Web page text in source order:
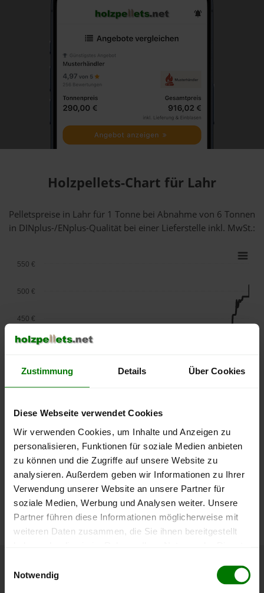
Zustimmung Details Über Cookies
Diese Webseite verwendet Cookies
Wir verwenden Cookies, um Inhalte und Anzeigen zu
personalisieren, Funktionen für soziale Medien anbieten
zu können und die Zugriffe auf unsere Website zu
analysieren. Außerdem geben wir Informationen zu Ihrer
Verwendung unserer Website an unsere Partner für
soziale Medien, Werbung und Analysen weiter. Unsere
Partner führen diese Informationen möglicherweise mit
weiteren Daten zusammen, die Sie ihnen bereitgestellt
Notwendig
Holzpellets-Chart für Lahr
Pelletspreise in Lahr für 1 Tonne bei Abnahmevon 6 Tonnen
in DINplus-/ENplus-Qualität bei einer Lieferstelle inkl. MwSt.:
lose Ware Sackware
September
2025
Januar
2026
Mai
2026
250 €
350 €
400 €
450 €
500 €
550 €
Die aktuelle Preisentwicklung für Holzpellets in Deutschland
können Sie jederzeit auf unsererPelletspreise-Seite
nachvollziehen.
Höchst- und Tiefststände der